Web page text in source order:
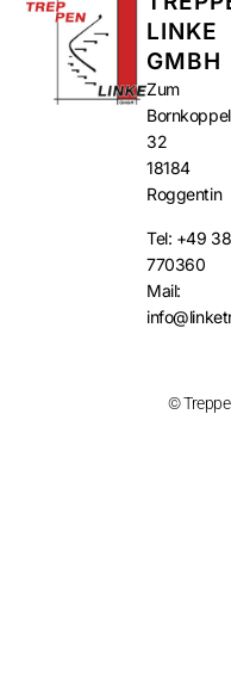
LINKE
GMBH
Zum
32
18184
Roggentin
Tel: +49
770360
Mail:
©